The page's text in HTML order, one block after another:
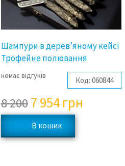
Шампури в дерев’яному кейсі
Трофейне полювання
немає відгуків Код: 060844
8 2007 954 грн